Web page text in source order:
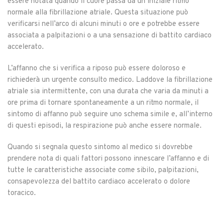
normale alla fibrillazione atriale. Questa situazione può
verificarsi nell’arco di alcuni minuti o ore e potrebbe essere
associata a palpitazioni o a una sensazione di battito cardiaco
accelerato.
L’affanno che si verifica a riposo può essere doloroso e
richiederà un urgente consulto medico. Laddove la fibrillazione
atriale sia intermittente, con una durata che varia da minuti a
ore prima di tornare spontaneamente a un ritmo normale, il
sintomo di affanno può seguire uno schema simile e, all’interno
di questi episodi, la respirazione può anche essere normale.
Quando si segnala questo sintomo al medico si dovrebbe
prendere nota di quali fattori possono innescare l’affanno e di
tutte le caratteristiche associate come sibilo, palpitazioni,
consapevolezza del battito cardiaco accelerato o dolore
toracico.